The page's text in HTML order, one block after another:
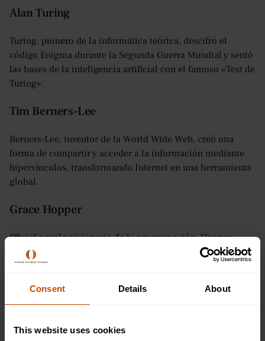
Consent Details About
This website uses cookies
Alan Turing
Turing, pionero de la informática teórica, descifró el
código Enigma durante la Segunda Guerra Mundial y sentó
las bases de la inteligencia artificial con el famoso «Test de
Turing».
Tim Berners-Lee
Berners-Lee, inventor de la World Wide Web, creó una
forma de compartir y acceder a la información mediante
hipervínculos, transformando Internet en una herramienta
global.
Grace Hopper
Oficial naval y visionario de la programación, Hopper
desarrolló los primeros lenguajes de programación y
acuñó el término «depuración» después de eliminar una
Margarita Hamilton
Como ingeniero de software principal de las misiones